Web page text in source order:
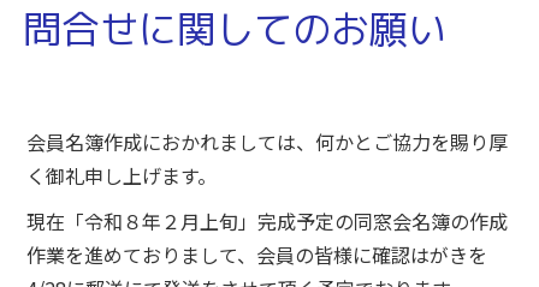
問合せに関してのお願い
会員名簿作成におかれましては、何かとご協力を賜り厚
く御礼申し上げます。
現在「令和８年２月上旬」完成予定の同窓会名簿の作成
作業を進めておりまして、会員の皆様に確認はがきを